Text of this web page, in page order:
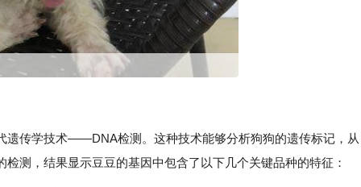
遗传学技术——DNA检测。这种技术能够分析狗狗的遗传标记，从
测，结果显示豆豆的基因中包含了以下几个关键品种的特征：